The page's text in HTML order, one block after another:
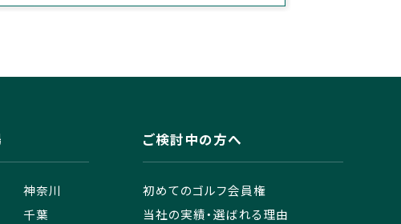
神奈川
千葉
ご検討中の方へ
初めてのゴルフ会員権
当社の実績・選ばれる理由